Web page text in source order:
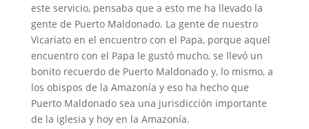
este servicio, pensaba que a esto me ha llevado la
gente de Puerto Maldonado. La gente de nuestro
Vicariato en el encuentro con el Papa, porque aquel
encuentro con el Papa le gustó mucho, se llevó un
bonito recuerdo de Puerto Maldonado y, lo mismo, a
los obispos de la Amazonía y eso ha hecho que
Puerto Maldonado sea una jurisdicción importante
de la iglesia y hoy en la Amazonía.